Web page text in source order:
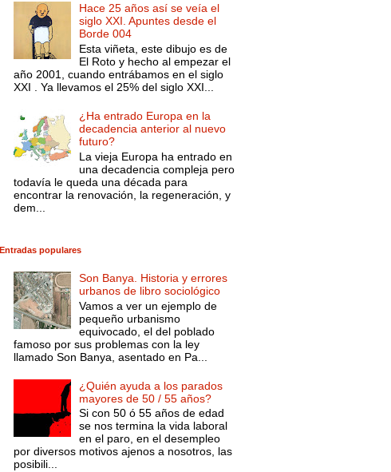
Hace 25 años así se veía el
siglo XXI. Apuntes desde el
Borde 004
Esta viñeta, este dibujo es de
El Roto y hecho al empezar el
año 2001, cuando entrábamos en el siglo
XXI . Ya llevamos el 25% del siglo XXI...
¿Ha entrado Europa en la
decadencia anterior al nuevo
futuro?
La vieja Europa ha entrado en
una decadencia compleja pero
todavía le queda una década para
encontrar la renovación, la regeneración, y
dem...
Entradas populares
Son Banya. Historia y errores
urbanos de libro sociológico
Vamos a ver un ejemplo de
pequeño urbanismo
equivocado, el del poblado
famoso por sus problemas con la ley
llamado Son Banya, asentado en Pa...
¿Quién ayuda a los parados
mayores de 50 / 55 años?
Si con 50 ó 55 años de edad
se nos termina la vida laboral
en el paro, en el desempleo
por diversos motivos ajenos a nosotros, las
posibili...